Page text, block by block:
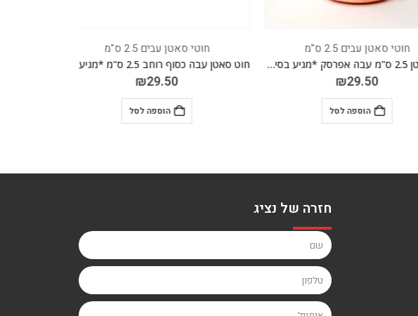
חוטי סאטן עבים 2.5 ס"מ
חוט סאטן 2.5 ס"מ עבה אפרסק *מגיע בסיטונאות חבילה של 5 יח' *
₪29.50
הוספה לסל
חוטי סאטן עבים 2.5 ס"מ
חוט סאטן עבה כסוף רוחב 2.5 ס"מ *מגיע בסיטונאות חבילה של 5 יח' *
₪29.50
הוספה לסל
חזרה של נציג